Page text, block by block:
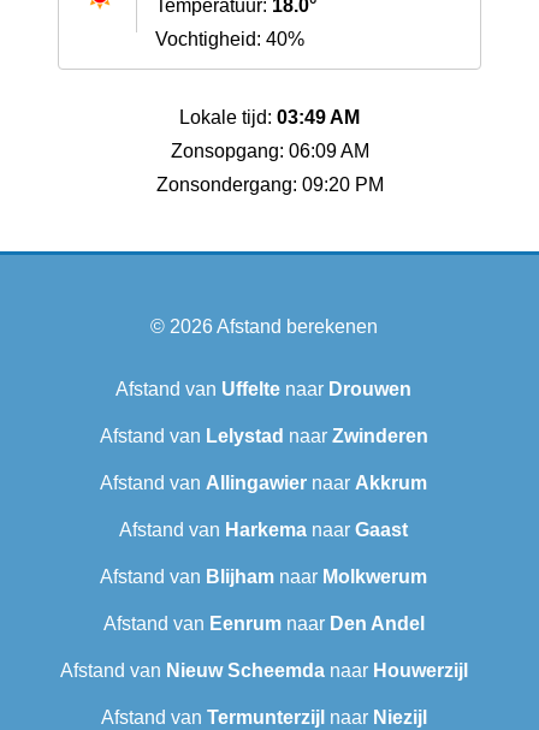
Temperatuur: 18.0°
Vochtigheid: 40%
Lokale tijd: 03:49 AM
Zonsopgang: 06:09 AM
Zonsondergang: 09:20 PM
© 2026Afstand berekenen
Afstand van Uffelte naar Drouwen
Afstand van Lelystad naar Zwinderen
Afstand van Allingawier naar Akkrum
Afstand van Harkema naar Gaast
Afstand van Blijham naar Molkwerum
Afstand van Eenrumnaar Den Andel
Afstand van Nieuw Scheemdanaar Houwerzijl
Afstand van Termunterzijl naar Niezijl